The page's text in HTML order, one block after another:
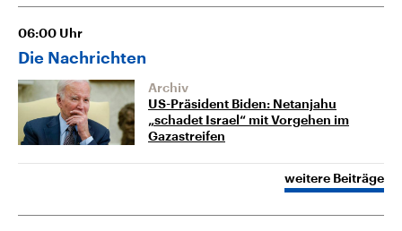
06:00 Uhr
Die Nachrichten
Archiv
US-Präsident Biden: Netanjahu
„schadet Israel“ mit Vorgehen im
Gazastreifen
weitere Beiträge